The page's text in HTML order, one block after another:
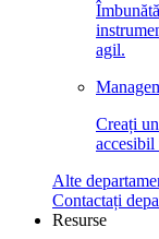
agil.
Creați
Alte
Contactați
Resurse